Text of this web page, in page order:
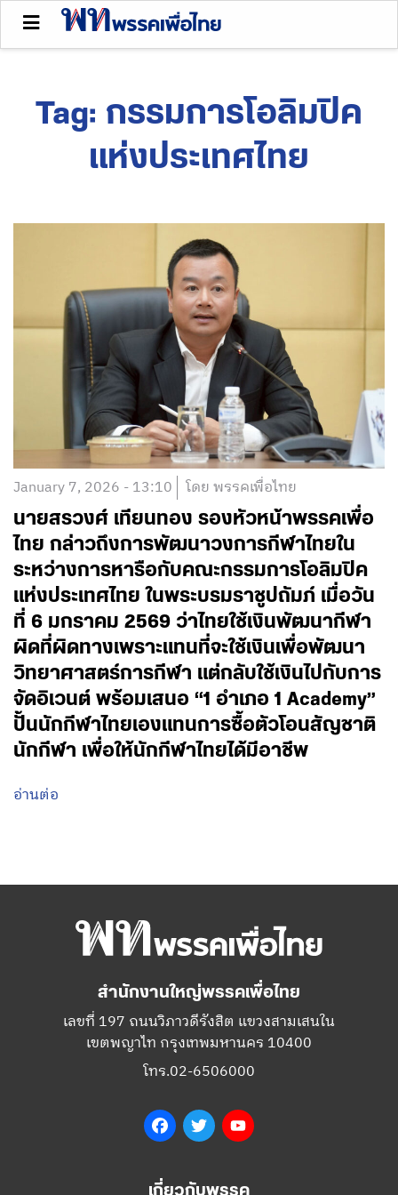
Tag: กรรมการโอลิมปิค
แห่งประเทศไทย
January 7, 2026 - 13:10 โดย พรรคเพื่อไทย
นายสรวงศ์ เทียนทอง รองหัวหน้าพรรคเพื่อ
ไทย กล่าวถึงการพัฒนาวงการกีฬาไทยใน
ระหว่างการหารือกับคณะกรรมการโอลิมปิค
แห่งประเทศไทย ในพระบรมราชูปถัมภ์ เมื่อวัน
ที่ 6 มกราคม 2569 ว่าไทยใช้เงินพัฒนากีฬา
ผิดที่ผิดทางเพราะแทนที่จะใช้เงินเพื่อพัฒนา
วิทยาศาสตร์การกีฬา แต่กลับใช้เงินไปกับการ
จัดอิเวนต์ พร้อมเสนอ “1 อำเภอ 1 Academy”
ปั้นนักกีฬาไทยเองแทนการซื้อตัวโอนสัญชาติ
นักกีฬา เพื่อให้นักกีฬาไทยได้มีอาชีพ
อ่านต่อ
สำนักงานใหญ่พรรคเพื่อไทย
เลขที่ 197 ถนนวิภาวดีรังสิต แขวงสามเสนใน
เขตพญาไท กรุงเทพมหานคร 10400
โทร.02-6506000
FacebookTwitter